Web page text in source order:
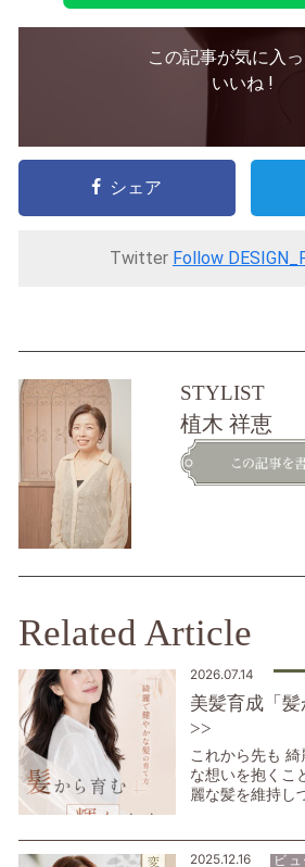
この記事が気に入
いいね !
シェア
Twitter Follow
STYLIST
植木 祥恵
Related Article
2026.07.14
美髪育成「髪
>>
これから先も
な想いを抱くこ
麗な髪を維持し
2025.12.16 ビ